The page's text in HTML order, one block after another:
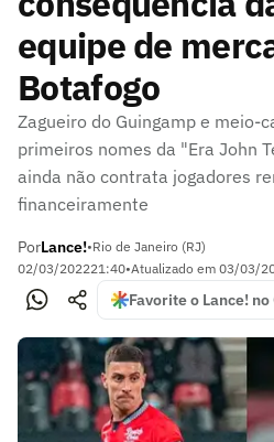
equipe de
Botafogo
Zagueiro do Guingamp e meio-
primeiros nomes da "Era John
ainda não contrata jogadores
financeiramente
PorLance!•Rio de Janeiro (RJ)
02/03/202221:40•Atualizado em 03/03/
Favorite o Lance! no